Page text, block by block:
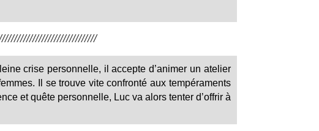
crise personnelle, il accepte d’animer un atelier
Il se trouve vite confronté aux tempéraments
et quête personnelle, Luc va alors tenter d’offrir à